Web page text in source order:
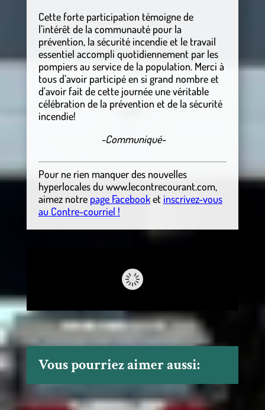
Cette forte participation témoigne de
l’intérêt de la communauté pour la
prévention, la sécurité incendie et le travail
essentiel accompli quotidiennement par les
pompiers au service de la population. Merci à
tous d’avoir participé en si grand nombre et
d’avoir fait de cette journée une véritable
célébration de la prévention et de la sécurité
incendie!
-Communiqué-
Pour ne rien manquer des nouvelles
hyperlocalesdu www.lecontrecourant.com,
aimez notre page Facebooket inscrivez-vous
au Contre-courriel !
Vous pourriez aimer aussi: